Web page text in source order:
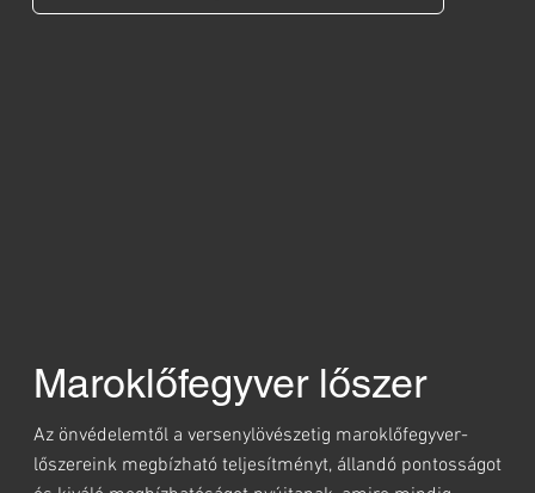
Maroklőfegyver lőszer
Az önvédelemtől a versenylövészetig maroklőfegyver-
lőszereink megbízható teljesítményt, állandó pontosságot